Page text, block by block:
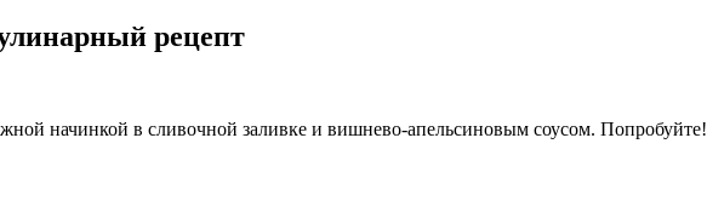
рецепт
начинкой в сливочной заливке и вишнево-апельсиновым соусом. Попробуйте!